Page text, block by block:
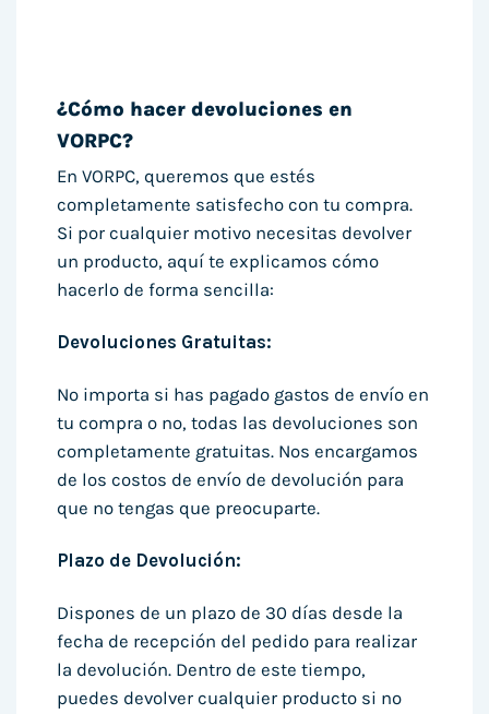
¿Cómo hacer devoluciones en
VORPC?
En VORPC, queremos que estés
completamente satisfecho con tu compra.
Si por cualquier motivo necesitas devolver
un producto, aquí te explicamos cómo
hacerlo de forma sencilla:
Devoluciones Gratuitas:
No importa si has pagado gastos de envío en
tu compra o no, todas las devoluciones son
completamente gratuitas. Nos encargamos
de los costos de envío de devolución para
que no tengas que preocuparte.
Plazo de Devolución:
Dispones de un plazo de 30 días desde la
fecha de recepción del pedido para realizar
la devolución. Dentro de este tiempo,
puedes devolver cualquier producto si no